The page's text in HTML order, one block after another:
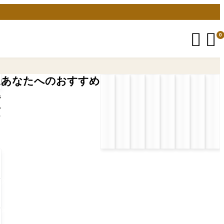
  0
あなたへのおすすめ